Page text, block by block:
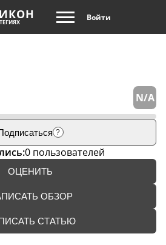
Войти
N/A
?
0 пользователей
ОЦЕНИТЬ
ОБЗОР
СТАТЬЮ